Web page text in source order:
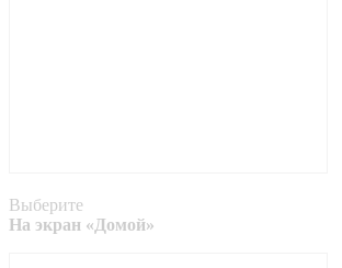
Выберите
На экран «Домой»